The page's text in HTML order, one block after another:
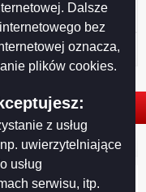
Dalsze
bez
oznacza,
plików cookies.
z usług
uwierzytelniające
usług
serwisu, itp.
zastrzeżone.